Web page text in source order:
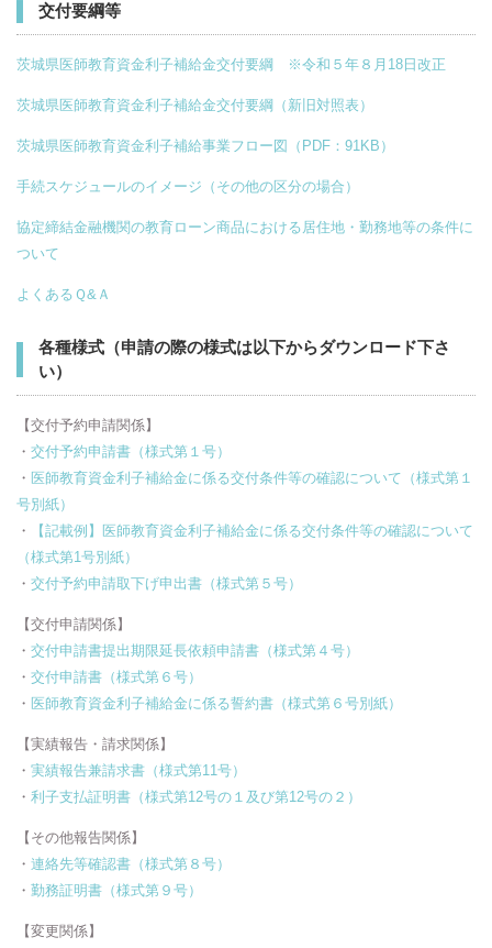
交付要綱等
茨城県医師教育資金利子補給金交付要綱 ※令和５年８月18日改正
茨城県医師教育資金利子補給金交付要綱（新旧対照表）
茨城県医師教育資金利子補給事業フロー図（PDF：91KB）
手続スケジュールのイメージ（その他の区分の場合）
協定締結金融機関の教育ローン商品における居住地・勤務地等の条件に
ついて
よくあるＱ&Ａ
各種様式（申請の際の様式は以下からダウンロード下さ
い）
【交付予約申請関係】
・ 交付予約申請書（様式第１号）
・ 医師教育資金利子補給金に係る交付条件等の確認について（様式第１
号別紙）
・
【記載例】医師教育資金利子補給金に係る交付条件等の確認について
（様式第1号別紙）
・ 交付予約申請取下げ申出書（様式第５号）
【交付申請関係】
・ 交付申請書提出期限延長依頼申請書（様式第４号）
・ 交付申請書（様式第６号）
・ 医師教育資金利子補給金に係る誓約書（様式第６号別紙）
【実績報告・請求関係】
・ 実績報告兼請求書（様式第11号）
・ 利子支払証明書（様式第12号の１及び第12号の２）
【その他報告関係】
・ 連絡先等確認書（様式第８号）
・ 勤務証明書（様式第９号）
【変更関係】